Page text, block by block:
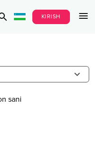
KIRISH